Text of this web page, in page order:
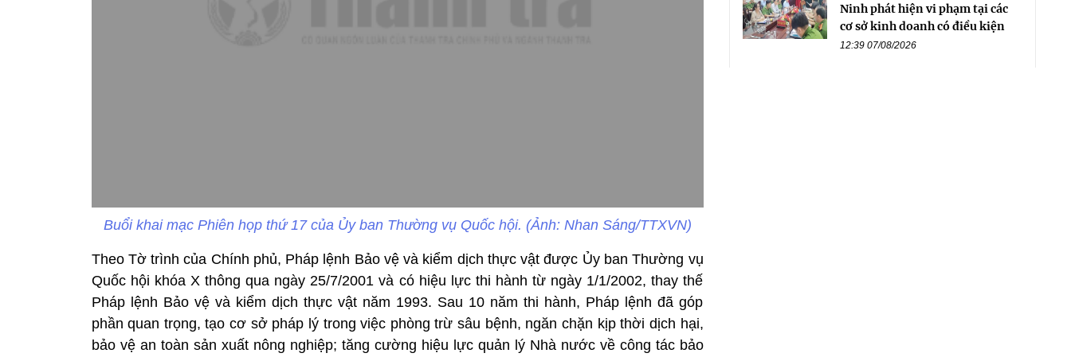
Buổi khai mạc Phiên họp thứ 17 của Ủy ban Thường vụ Quốc hội. (Ảnh: Nhan Sáng/TTXVN)
Theo Tờ trình của Chính phủ, Pháp lệnh Bảo vệ và kiểm dịch thực vật được Ủy ban Thường vụ
Quốc hội khóa X thông qua ngày 25/7/2001 và có hiệu lực thi hành từ ngày 1/1/2002, thay thế
Pháp lệnh Bảo vệ và kiểm dịch thực vật năm 1993. Sau 10 năm thi hành, Pháp lệnh đã góp
phần quan trọng, tạo cơ sở pháp lý trong việc phòng trừ sâu bệnh, ngăn chặn kịp thời dịch hại,
bảo vệ an toàn sản xuất nông nghiệp; tăng cường hiệu lực quản lý Nhà nước về công tác bảo
Ninh phát hiện vi phạm tại các
cơ sở kinh doanh có điều kiện
12:39 07/08/2026